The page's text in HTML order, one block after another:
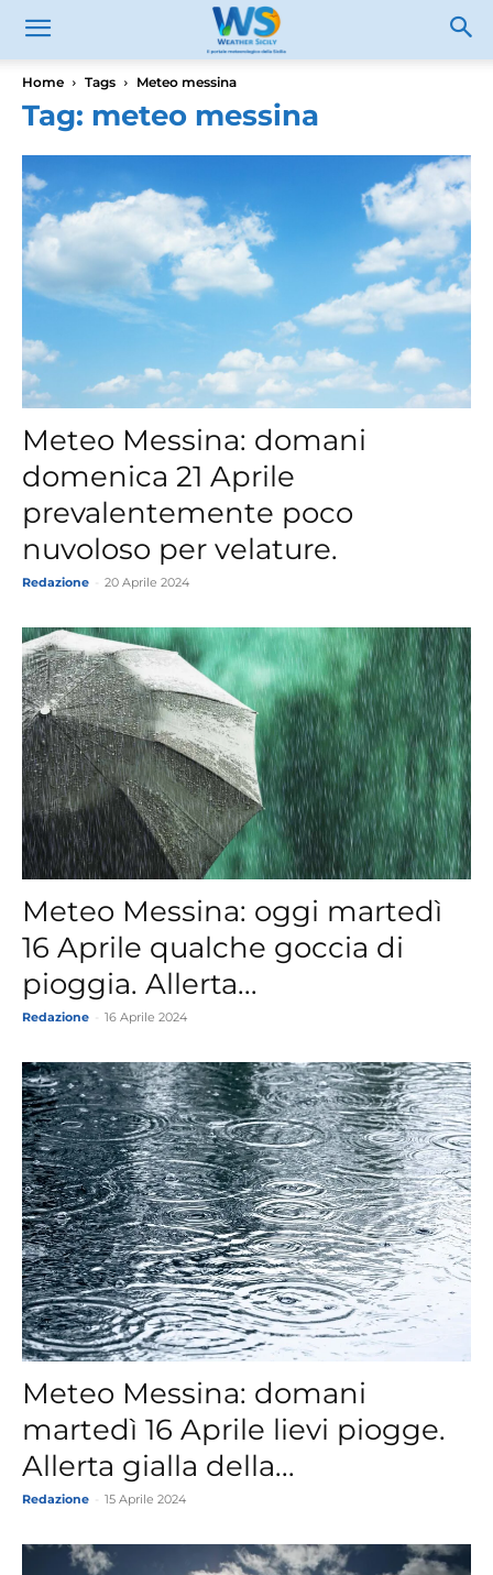
Home Tags Meteo messina
Tag: meteo messina
Meteo Messina: domani
domenica 21 Aprile
prevalentemente poco
nuvoloso per velature.
Redazione 20 Aprile 2024
Meteo Messina: oggi martedì
16 Aprile qualche goccia di
pioggia. Allerta...
Redazione 16 Aprile 2024
Meteo Messina: domani
martedì 16 Aprile lievi piogge.
Allerta gialla della...
Redazione 15 Aprile 2024